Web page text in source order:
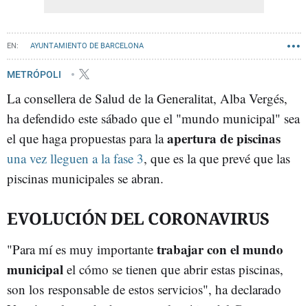
AYUNTAMIENTO DE BARCELONA
METRÓPOLI
La consellera de Salud de la Generalitat, Alba Vergés,
ha defendido este sábado que el "mundo municipal" sea
el que haga propuestas para laapertura de piscinas
una vez lleguen a la fase 3, que es la que prevé que las
piscinas municipales se abran.
EVOLUCIÓN DEL CORONAVIRUS
"Para mí es muy importante trabajar con el mundo
municipal el cómo se tienen que abrir estas piscinas,
son los responsable de estos servicios", ha declarado